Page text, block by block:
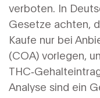
verboten. In
Gesetze achten,
Kaufe nur bei
(COA) vorlegen,
Analyse sind ein